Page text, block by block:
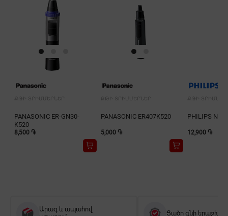
ՔԹԻ ՏՐԻՄՄԵՐՆԵՐ
PANASONIC ER-GN30-
K520
8,500 ֏
ՔԹԻ ՏՐԻՄՄԵՐՆԵՐ
PANASONIC ER407K520
5,000 ֏
ՔԹԻ
PHILIPS
12,900 ֏
Արագ և ապահով
Ցածր գնի երաշխիք